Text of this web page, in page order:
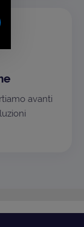
avanti